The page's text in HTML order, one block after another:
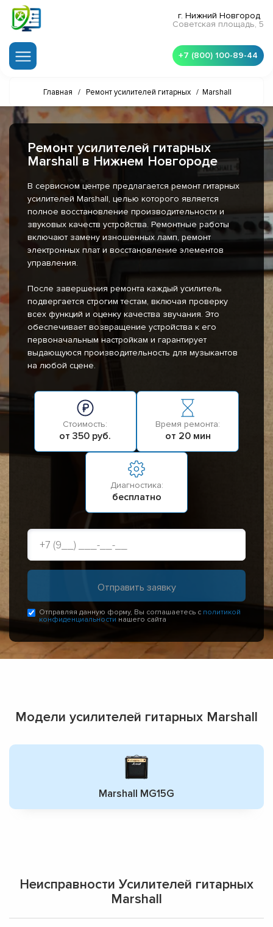
г. Нижний Новгород
Советская площадь, 5
+7 (800) 100-89-44
Главная / Ремонт усилителей гитарных / Marshall
Ремонт усилителей гитарных
Marshall в Нижнем Новгороде
В сервисном центре предлагается ремонт гитарных
усилителей Marshall, целью которого является
полное восстановление производительности и
звуковых качеств устройства. Ремонтные работы
включают замену изношенных ламп, ремонт
электронных плат и восстановление элементов
управления.
После завершения ремонта каждый усилитель
подвергается строгим тестам, включая проверку
всех функций и оценку качества звучания. Это
обеспечивает возвращение устройства к его
первоначальным настройкам и гарантирует
выдающуюся производительность для музыкантов
на любой сцене.
Стоимость:
от 350 руб.
Время ремонта:
от 20 мин
Диагностика:
бесплатно
Отправляя данную форму, Вы соглашаетесь с политикой
конфиденциальности нашего сайта
Модели усилителей гитарных Marshall
Marshall MG15G
Неисправности Усилителей гитарных
Marshall